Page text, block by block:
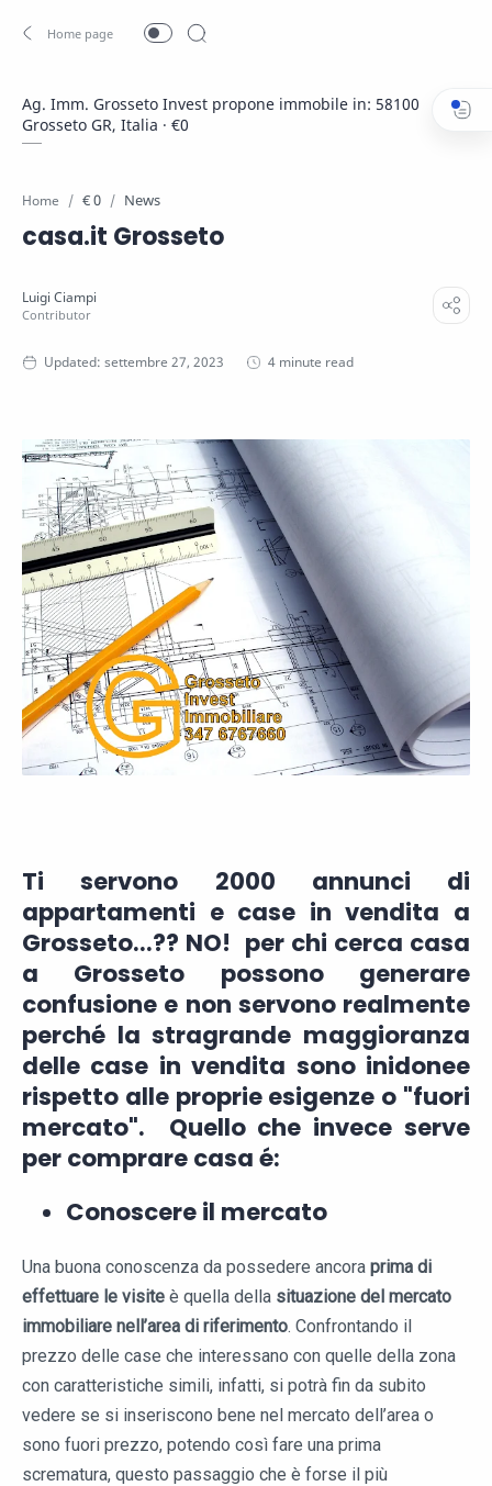
Ag. Imm. Grosseto Invest propone immobile in: 58100
Grosseto GR, Italia · €0
Home € 0 News
casa.it Grosseto
4 minute read
Ti servono 2000 annunci di
appartamenti e case in vendita a
Grosseto...?? NO! per chi cerca casa
a Grosseto possono generare
confusione e non servono realmente
perché la stragrande maggioranza
delle case in vendita sono inidonee
rispetto alle proprie esigenze o "fuori
mercato". Quello che invece serve
per comprare casa é:
Conoscere il mercato
Una buona conoscenza da possedere ancora prima di
effettuare le visite è quella della situazione del mercato
immobiliare nell’area di riferimento. Confrontando il
prezzo delle case che interessano con quelle della zona
con caratteristiche simili, infatti, si potrà fin da subito
vedere se si inseriscono bene nel mercato dell’area o
sono fuori prezzo, potendo così fare una prima
scrematura, questo passaggio che è forse il più